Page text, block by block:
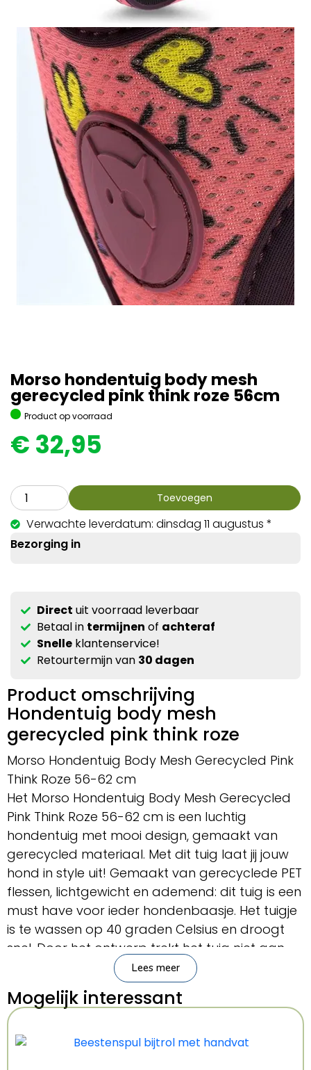
Morso hondentuig body mesh
gerecycled pink think roze 56cm
Product op voorraad
€ 32,95
Toevoegen
Verwachte leverdatum: dinsdag 11 augustus *
Bezorging in
Direct uit voorraad leverbaar
Betaal in termijnen of achteraf
Snelleklantenservice!
Retourtermijn van 30 dagen
Product omschrijving
Hondentuig body mesh
gerecycled pink think roze
Morso Hondentuig Body Mesh Gerecycled Pink
Think Roze 56-62 cm
Het Morso Hondentuig Body Mesh Gerecycled
Pink Think Roze 56-62 cm is een luchtig
hondentuig met mooi design, gemaakt van
gerecycled materiaal. Met dit tuig laat jij jouw
hond in style uit! Gemaakt van gerecyclede PET
flessen, lichtgewicht en ademend: dit tuig is een
must have voor ieder hondenbaasje. Het tuigje
is te wassen op 40 graden Celsius en droogt
snel. Door het ontwerp trekt het tuig niet aan
– Hondentuig van Morso
– Ademend materiaal
– Gemaakt van gerecyclede PET flessen
– Te wassen op 40 graden Celsius
Lees meer
Mogelijk interessant